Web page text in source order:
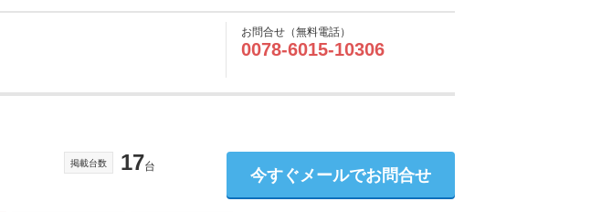
お問合せ（無料電話）
0078-6015-10306
掲載台数 17台 今すぐメールでお問合せ